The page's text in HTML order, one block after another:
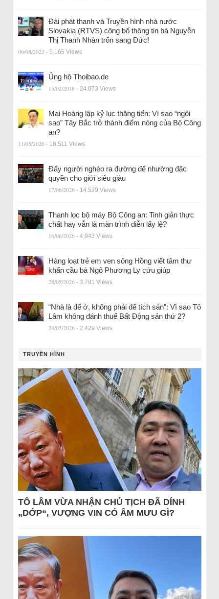
Đài phát thanh và Truyền hình nhà nước
Slovakia (RTVS) công bố thông tin bà Nguyễn
Thị Thanh Nhàn trốn sang Đức!
06/08/2023 - 5.165 Views
Ủng hộ Thoibao.de
15/02/2018 - 24.073 Views
Mai Hoàng lập kỷ lục thăng tiến: Vì sao “ngôi
sao” Tây Bắc trở thành điểm nóng của Bộ Công
an?
11/05/2026 - 18.511 Views
Đẩy người nghèo ra đường để nhường đặc
quyền cho giới siêu giàu
17/06/2026 - 14.529 Views
Thanh lọc bộ máy Bộ Công an: Tinh giản thực
chất hay vẫn là màn trình diễn lấy lệ?
16/06/2026 - 4.943 Views
Hàng loạt trẻ em ven sông Hồng viết tâm thư
khẩn cầu bà Ngô Phương Ly cứu giúp
28/05/2026 - 3.781 Views
“Nhà là để ở, không phải để tích sản”: Vì sao Tô
Lâm không đánh thuế Bất Động sản thứ 2?
24/05/2026 - 2.429 Views
TRUYỀN HÌNH
TÔ LÂM VỪA NHẬN CHỦ TỊCH ĐÃ DÍNH
„DỚP“, VƯỢNG VIN CÓ ÂM MƯU GÌ?